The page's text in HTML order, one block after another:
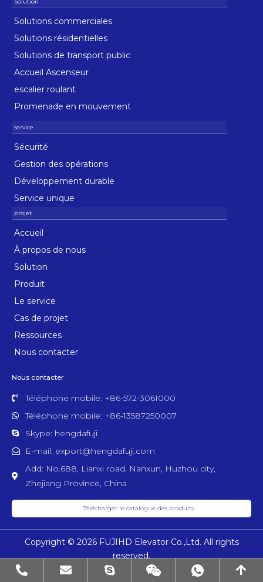
Solutions commerciales
Solutions résidentielles
Solutions de transport public
Accueil Ascenseur
escalier roulant
Promenade en mouvement
Sécurité
Gestion des opérations
Développement durable
Service unique
Accueil
À propos de nous
Solution
Produit
Le service
Cas de projet
Ressources
Nous contacter
Nous contacter
Téléphone mobile: +86-572-3061000
Téléphone mobile: +86-13587250007
Skype: hengdafuji
E-mail: export@hengdafuji.com
Add: No.688, Lianxi road, Nanxun, Huzhou city,
Zhejiang Province, China
Télécharger le catalogue des produits
Copyright © 2026 FUJIHD Elevator Co.,Ltd. All rights
reserved.